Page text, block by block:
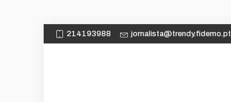
214193988 jornalista@trendy.fidemo.pt